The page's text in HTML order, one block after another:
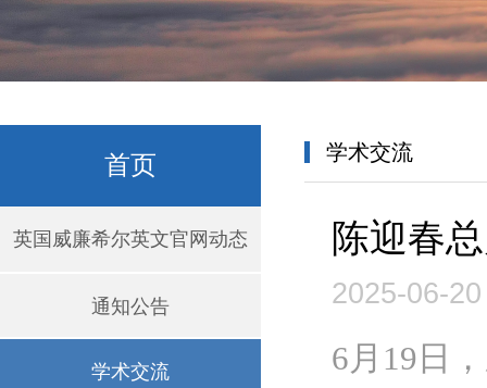
首页
英国威廉希尔英文官网动态
通知公告
学术交流
学术交流
陈迎春
2025-06-20
6月19日